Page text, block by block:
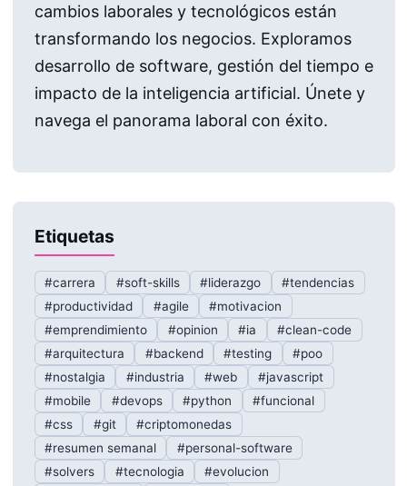
cambios laborales y tecnológicos están
transformando los negocios. Exploramos
desarrollo de software, gestión del tiempo e
impacto de la inteligencia artificial. Únete y
navega el panorama laboral con éxito.
Etiquetas
#carrera #soft-skills #liderazgo
#tendencias
#productividad
#agile
#motivacion
#emprendimiento
#opinion #ia
#clean-code
#arquitectura
#backend #testing
#poo
#nostalgia
#industria #web
#javascript
#mobile
#devops #python
#funcional
#css
#git
#criptomonedas
#resumen semanal
#personal-software
#solvers
#tecnologia
#evolucion